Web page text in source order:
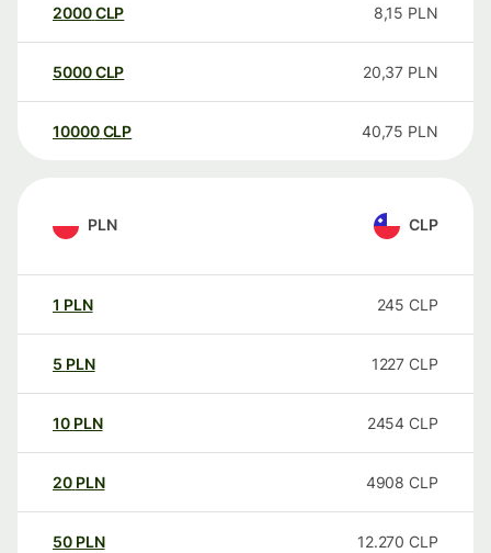
2000CLP 8,15 PLN
5000CLP 20,37 PLN
10000 CLP 40,75 PLN
PLN CLP
1 PLN 245 CLP
5 PLN 1227 CLP
10 PLN 2454 CLP
20 PLN 4908 CLP
50 PLN 12.270 CLP